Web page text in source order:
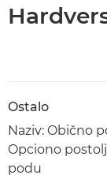
Ostalo
Naziv: Obično
Opciono
podu